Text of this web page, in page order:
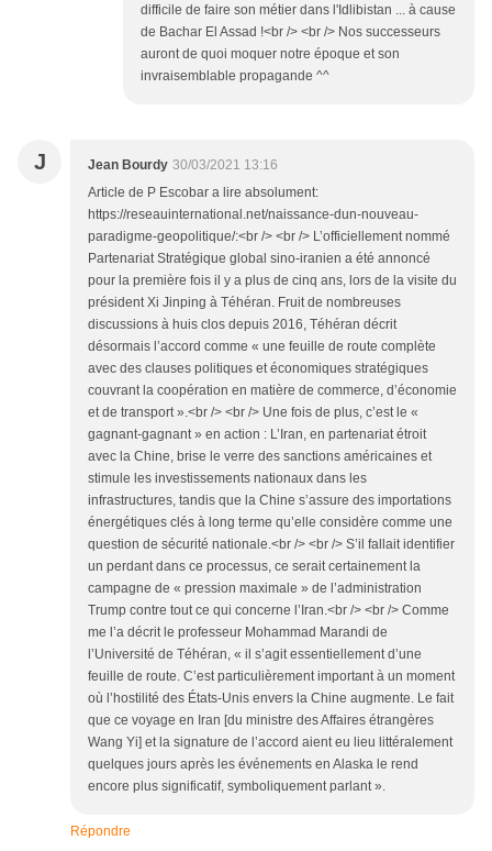
difficile de faire son métier dans l'Idlibistan ... à cause
de Bachar El Assad !<br /> <br /> Nos successeurs
auront de quoi moquer notre époque et son
invraisemblable propagande ^^
J Jean Bourdy 30/03/2021 13:16
Article de P Escobar a lire absolument:
https://reseauinternational.net/naissance-dun-nouveau-
paradigme-geopolitique/:<br /> <br /> L’officiellement nommé
Partenariat Stratégique global sino-iranien a été annoncé
pour la première fois il y a plus de cinq ans, lors de la visite du
président Xi Jinping à Téhéran. Fruit de nombreuses
discussions à huis clos depuis 2016, Téhéran décrit
désormais l’accord comme « une feuille de route complète
avec des clauses politiques et économiques stratégiques
couvrant la coopération en matière de commerce, d’économie
et de transport ».<br /> <br /> Une fois de plus, c’est le «
gagnant-gagnant » en action : L’Iran, en partenariat étroit
avec la Chine, brise le verre des sanctions américaines et
stimule les investissements nationaux dans les
infrastructures, tandis que la Chine s’assure des importations
énergétiques clés à long terme qu’elle considère comme une
question de sécurité nationale.<br /> <br /> S’il fallait identifier
un perdant dans ce processus, ce serait certainement la
campagne de « pression maximale » de l’administration
Trump contre tout ce qui concerne l’Iran.<br /> <br /> Comme
me l’a décrit le professeur Mohammad Marandi de
l’Université de Téhéran, « il s’agit essentiellement d’une
feuille de route. C’est particulièrement important à un moment
où l’hostilité des États-Unis envers la Chine augmente. Le fait
que ce voyage en Iran [du ministre des Affaires étrangères
Wang Yi] et la signature de l’accord aient eu lieu littéralement
quelques jours après les événements en Alaska le rend
encore plus significatif, symboliquement parlant ».
Répondre